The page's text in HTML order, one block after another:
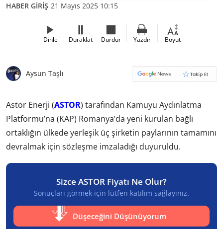
HABER GİRİŞ 21 Mayıs 2025 10:15
Dinle Duraklat Durdur Yazdır Boyut
Aysun Taşlı
Astor Enerji (ASTOR) tarafından Kamuyu Aydınlatma
Platformu’na (KAP) Romanya’da yeni kurulan bağlı
ortaklığın ülkede yerleşik üç şirketin paylarının tamamını
devralmak için sözleşme imzaladığı duyuruldu.
Sizce ASTOR Fiyatı Ne Olur?
Sonuçları görmek için lütfen katılım sağlayınız.
Düşeceğini Düşünüyorum